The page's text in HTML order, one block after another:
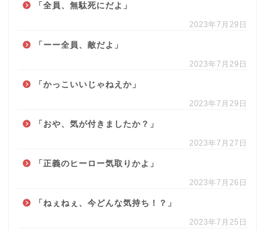
「全員、無駄死にだよ」
2023年7月29日
「ーー全員、敵だよ」
2023年7月29日
「かっこいいじゃねえか」
2023年7月29日
「おや、気が付きましたか？」
2023年7月27日
「正義のヒーロー気取りかよ」
2023年7月26日
「ねぇねぇ、今どんな気持ち！？」
2023年7月25日
利用規約
台本
ボイスサンプル
シチュエーションボイス